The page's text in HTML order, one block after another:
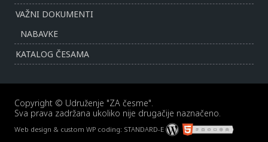
VAŽNI DOKUMENTI
NABAVKE
KATALOG ČESAMA
Copyright © Udruženje "ZA česme".
Sva prava zadržana ukoliko nije drugačije naznačeno.
Web design & custom WP coding: STANDARD-E